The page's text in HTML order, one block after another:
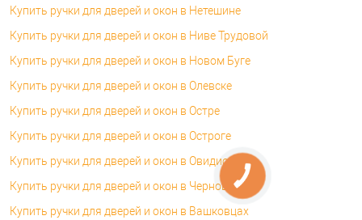
Купить ручки для дверей и окон в Нетешине
Купить ручки для дверей и окон в Ниве Трудовой
Купить ручки для дверей и окон в Новом Буге
Купить ручки для дверей и окон в Олевске
Купить ручки для дверей и окон в Остре
Купить ручки для дверей и окон в Остроге
Купить ручки для дверей и окон в Овидиополе
Купить ручки для дверей и окон в Черновцах
Купить ручки для дверей и окон в Вашковцах